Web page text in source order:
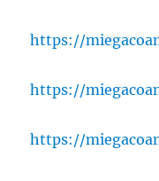
https://
https://
https://